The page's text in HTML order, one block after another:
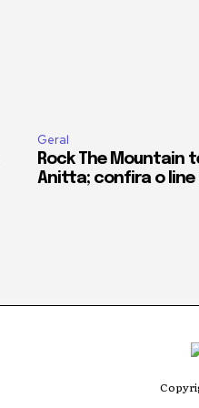
Geral
Rock The Mountain
Anitta; confira o line